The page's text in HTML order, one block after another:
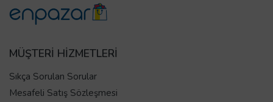
MÜŞTERİ HİZMETLERİ
Sıkça Sorulan Sorular
Mesafeli Satış Sözleşmesi